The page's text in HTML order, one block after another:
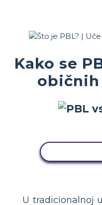
Kako se
U tradicionalnoj